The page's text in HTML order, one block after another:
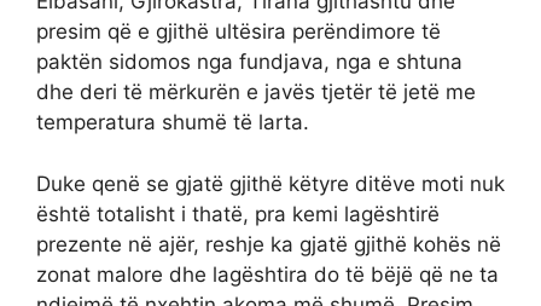
presim që e gjithë ultësira perëndimore të
paktën sidomos nga fundjava, nga e shtuna
dhe deri të mërkurën e javës tjetër të jetë me
temperatura shumë të larta.
Duke qenë se gjatë gjithë këtyre ditëve moti nuk
është totalisht i thatë, pra kemi lagështirë
prezente në ajër, reshje ka gjatë gjithë kohës në
zonat malore dhe lagështira do të bëjë që ne ta